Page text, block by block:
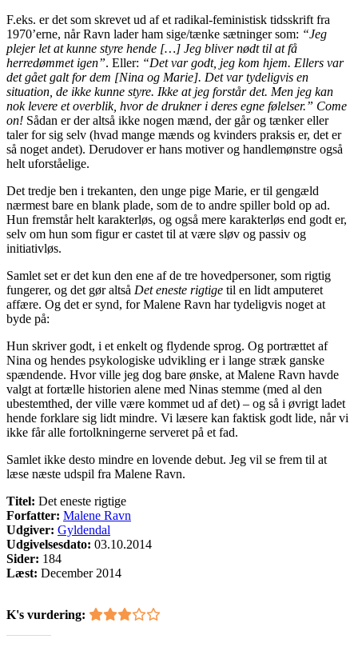
F.eks. er det som skrevet ud af et radikal-feministisk tidsskrift fra
1970’erne, når Ravn lader ham sige/tænke sætninger som: “Jeg
plejer let at kunne styre hende […] Jeg bliver nødt til at få
herredømmet igen”. Eller: “Det var godt, jeg kom hjem. Ellers var
det gået galt for dem [Nina og Marie]. Det var tydeligvis en
situation, de ikke kunne styre. Ikke at jeg forstår det. Men jeg kan
nok levere et overblik, hvor de drukner i deres egne følelser.” Come
on! Sådan er der altså ikke nogen mænd, der går og tænker eller
taler for sig selv (hvad mange mænds og kvinders praksis er, det er
så noget andet). Derudover er hans motiver og handlemønstre også
helt uforståelige.
Det tredje ben i trekanten, den unge pige Marie, er til gengæld
nærmest bare en blank plade, som de to andre spiller bold op ad.
Hun fremstår helt karakterløs, og også mere karakterløs end godt er,
selv om hun som figur er castet til at være sløv og passiv og
initiativløs.
Samlet set er det kun den ene af de tre hovedpersoner, som rigtig
fungerer, og det gør altså Det eneste rigtige til en lidt amputeret
affære. Og det er synd, for Malene Ravn har tydeligvis noget at
byde på:
Hun skriver godt, i et enkelt og flydende sprog. Og portrættet af
Nina og hendes psykologiske udvikling er i lange stræk ganske
spændende. Hvor ville jeg dog bare ønske, at Malene Ravn havde
valgt at fortælle historien alene med Ninas stemme (med al den
ubestemthed, der ville være kommet ud af det) – og så i øvrigt ladet
hende forklare sig lidt mindre. Vi læsere kan faktisk godt lide, når vi
ikke får alle fortolkningerne serveret på et fad.
Samlet ikke desto mindre en lovende debut. Jeg vil se frem til at
læse næste udspil fra Malene Ravn.
Titel: Det eneste rigtige
Forfatter: Malene Ravn
Udgiver: Gyldendal
Udgivelsesdato: 03.10.2014
Sider: 184
Læst: December 2014
K's vurdering: